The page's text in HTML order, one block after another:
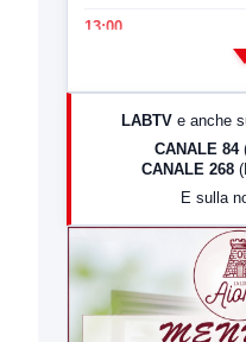
13:00
LABTV e anche
CANALE 84
CANALE 268
E sulla